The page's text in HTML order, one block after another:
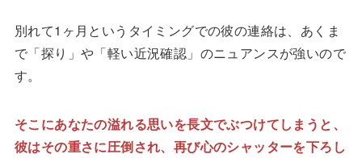
別れて1ヶ月というタイミングでの彼の連絡は、あくま
で「探り」や「軽い近況確認」のニュアンスが強いので
す。
そこにあなたの溢れる思いを長文でぶつけてしまうと、
彼はその重さに圧倒され、再び心のシャッターを下ろし